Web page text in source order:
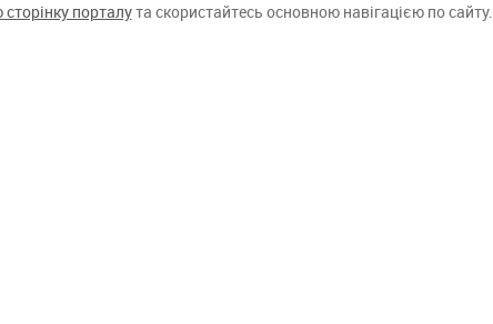
порталута скористайтесь основною навігацією по сайту.